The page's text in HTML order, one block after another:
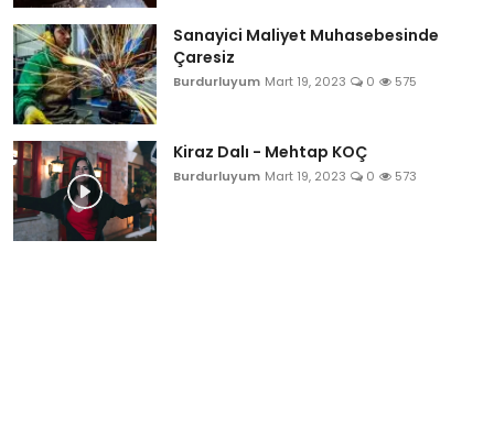
Sanayici Maliyet Muhasebesinde
Çaresiz
Burdurluyum Mart 19, 2023 0 575
Kiraz Dalı - Mehtap KOÇ
Burdurluyum Mart 19, 2023 0 573